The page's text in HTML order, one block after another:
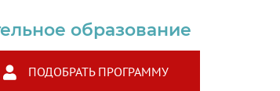
образование
ПОДОБРАТЬ ПРОГРАММУ